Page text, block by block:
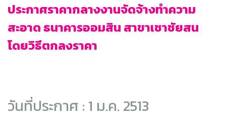
ประกาศราคากลางงานจัดจ้างทำความ
สะอาด ธนาคารออมสิน สาขาเชาชัยสน
โดยวิธีตกลงราคา
วันที่ประกาศ : 1 ม.ค. 2513